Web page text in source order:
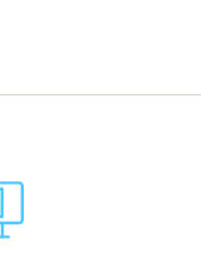
Russia
Denmark
Danskere